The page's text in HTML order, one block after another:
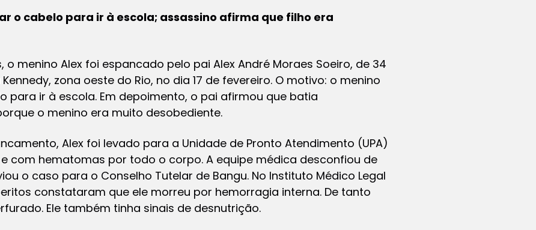
o cabelo para ir à escola; assassino afirma que filho era
o menino Alex foi espancado pelo pai Alex André Moraes Soeiro, de 34
zona oeste do Rio, no dia 17 de fevereiro. O motivo: o menino
para ir à escola. Em depoimento, o pai afirmou que batia
o menino era muito desobediente.
Alex foi levado para a Unidade de Pronto Atendimento (UPA)
e com hematomas por todo o corpo. A equipe médica desconfiou de
o caso para o Conselho Tutelar de Bangu. No Instituto Médico Legal
constataram que ele morreu por hemorragia interna. De tanto
Ele também tinha sinais de desnutrição.